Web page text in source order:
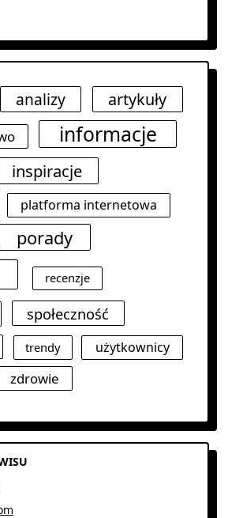
analizy artykuły
informacje
inspiracje
platforma internetowa
porady
recenzje
społeczność
trendy
użytkownicy
zdrowie